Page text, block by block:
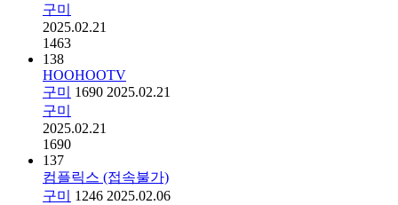
구미
2025.02.21
1463
138
HOOHOOTV
구미
1690 2025.02.21
구미
2025.02.21
1690
137
컴플릭스 (접속불가)
구미
1246 2025.02.06